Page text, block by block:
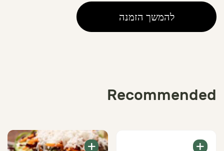
Shakshuka
להמשך הזמנה
Recommended
+
+